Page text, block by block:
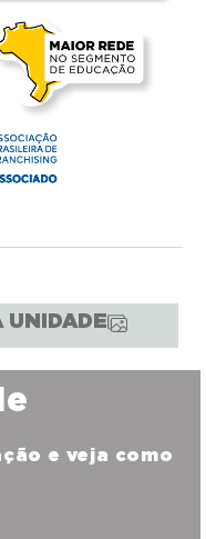
UNIDADE
e veja como